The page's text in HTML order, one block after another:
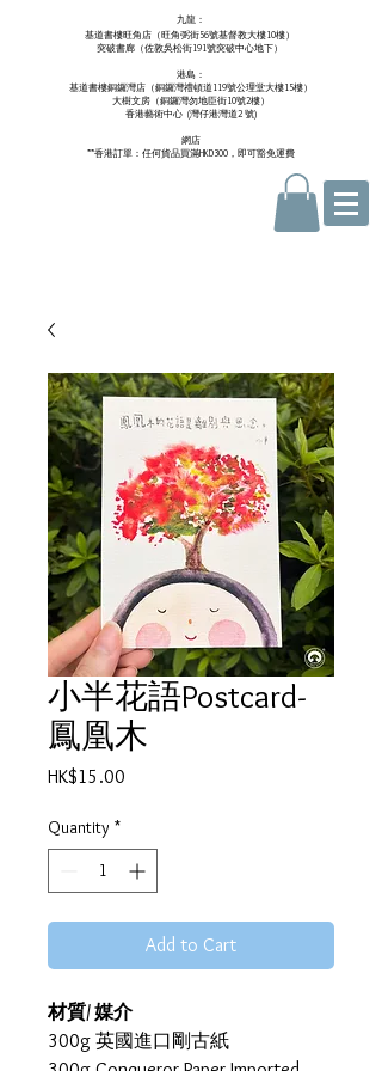
九龍：
基道書樓旺角店（旺角弼街56號基督教大樓10樓）
突破書廊（佐敦吳松街191號突破中心地下）
港島：
基道書樓銅鑼灣店（銅鑼灣禮頓道119號公理堂大樓15樓）
大樹文房（銅鑼灣勿地臣街10號2樓）
香港藝術中心 ​ (灣仔港灣道2 號)
網店
**香港訂單：任何貨品買滿HKD300，即可豁免運費
小半花語Postcard-
鳳凰木
HK$15.00
Quantity *
Add to Cart
材質/ 媒介
300g 英國進口剛古紙